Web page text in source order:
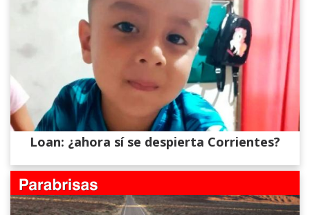
Loan: ¿ahora sí se despierta Corrientes?